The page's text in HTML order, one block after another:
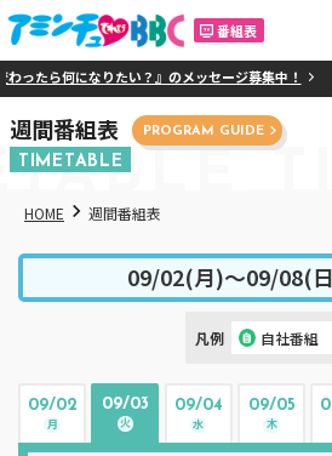
番組表
ら何になりたい？』のメッセージ募集中！
週間番組表 PROGRAM GUIDE
TIMETABLE
HOME 週間番組表
09/02(月)〜09/08(
凡例 自社番組
09/02
月
09/03
火
09/04
水
09/05
木